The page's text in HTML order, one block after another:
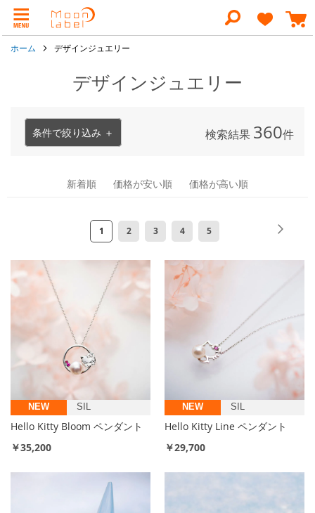
ン
テ
ン
検
索
ホーム デザインジュエリー
デザインジュエリー
検索結果 360件
新着順 価格が安い順 価格が高い順
ペ
ー
ペ
を
ま
1
ペ
ジ
2
ペ
3
ペ
ジ
4
ペ
ジ
5
NEW SIL
Hello Kitty Bloom ペンダント
￥35,200
NEW SIL
Hello Kitty Line ペンダント
￥29,700
条件で絞り込み ＋